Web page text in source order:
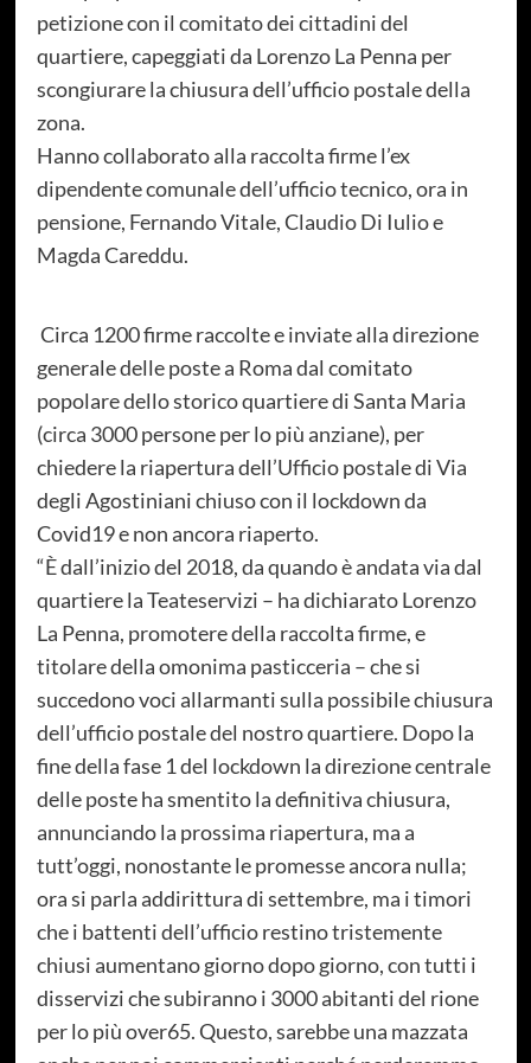
petizione con il comitato dei cittadini del
quartiere, capeggiati da Lorenzo La Penna per
scongiurare la chiusura dell’ufficio postale della
zona.
Hanno collaborato alla raccolta firme l’ex
dipendente comunale dell’ufficio tecnico, ora in
pensione, Fernando Vitale, Claudio Di Iulio e
Magda Careddu.
Circa 1200 firme raccolte e inviate alla direzione
generale delle poste a Roma dal comitato
popolare dello storico quartiere di Santa Maria
(circa 3000 persone per lo più anziane), per
chiedere la riapertura dell’Ufficio postale di Via
degli Agostiniani chiuso con il lockdown da
Covid19 e non ancora riaperto.
“È dall’inizio del 2018, da quando è andata via dal
quartiere la Teateservizi – ha dichiarato Lorenzo
La Penna, promotere della raccolta firme, e
titolare della omonima pasticceria – che si
succedono voci allarmanti sulla possibile chiusura
dell’ufficio postale del nostro quartiere. Dopo la
fine della fase 1 del lockdown la direzione centrale
delle poste ha smentito la definitiva chiusura,
annunciando la prossima riapertura, ma a
tutt’oggi, nonostante le promesse ancora nulla;
ora si parla addirittura di settembre, ma i timori
che i battenti dell’ufficio restino tristemente
chiusi aumentano giorno dopo giorno, con tutti i
disservizi che subiranno i 3000 abitanti del rione
per lo più over65. Questo, sarebbe una mazzata